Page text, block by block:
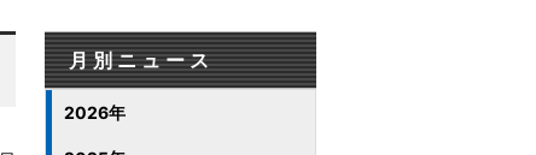
月別ニュース
2026年